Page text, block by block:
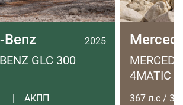
Benz 2025
GLC 300
АКПП
4MATIC
367 л.с / 3 л